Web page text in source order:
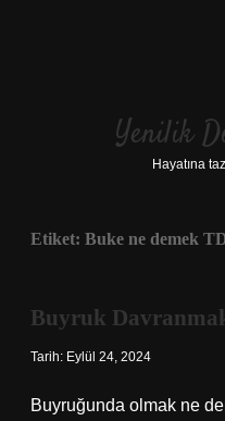
Yenilik
Hayatına
Etiket: Buke ne demek
Buyruk
Tarih: Eylül 24, 2024
Buyruğunda olmak ne